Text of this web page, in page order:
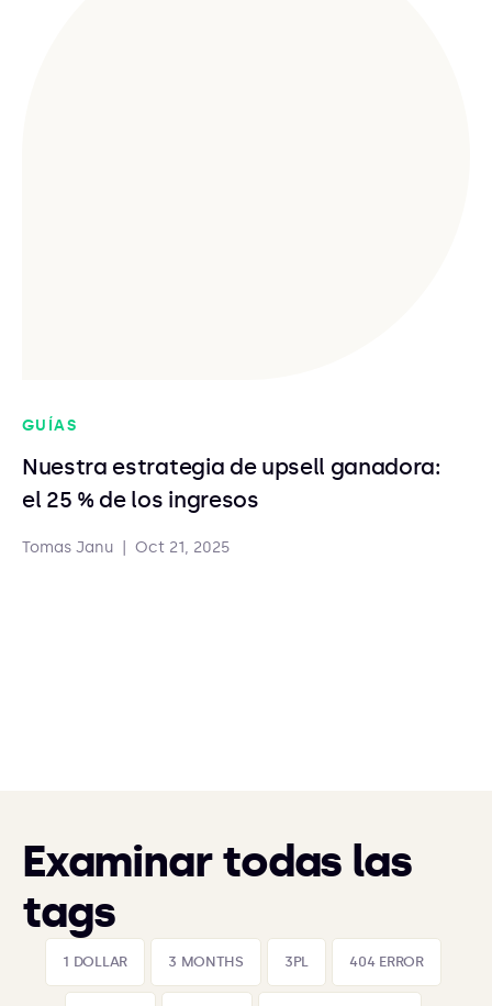
GUÍAS
Nuestra estrategia de upsell ganadora:
el 25 % de los ingresos
Tomas Janu Oct 21, 2025
Examinar todas las
tags
1 DOLLAR 3 MONTHS 3PL 404 ERROR